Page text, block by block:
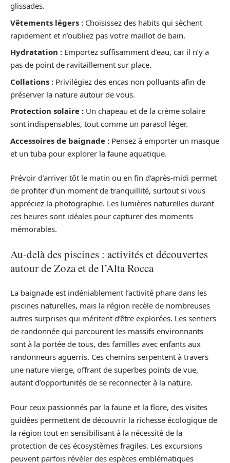
glissades.
Vêtements légers : Choisissez des habits qui sèchent
rapidement et n’oubliez pas votre maillot de bain.
Hydratation : Emportez suffisamment d’eau, car il n’y a
pas de point de ravitaillement sur place.
Collations : Privilégiez des encas non polluants afin de
préserver la nature autour de vous.
Protection solaire : Un chapeau et de la crème solaire
sont indispensables, tout comme un parasol léger.
Accessoires de baignade : Pensez à emporter un masque
et un tuba pour explorer la faune aquatique.
Prévoir d’arriver tôt le matin ou en fin d’après-midi permet
de profiter d’un moment de tranquillité, surtout si vous
appréciez la photographie. Les lumières naturelles durant
ces heures sont idéales pour capturer des moments
mémorables.
Au-delà des piscines : activités et découvertes
autour de Zoza et de l’Alta Rocca
La baignade est indéniablement l’activité phare dans les
piscines naturelles, mais la région recèle de nombreuses
autres surprises qui méritent d’être explorées. Les sentiers
de randonnée qui parcourent les massifs environnants
sont à la portée de tous, des familles avec enfants aux
randonneurs aguerris. Ces chemins serpentent à travers
une nature vierge, offrant de superbes points de vue,
autant d’opportunités de se reconnecter à la nature.
Pour ceux passionnés par la faune et la flore, des visites
guidées permettent de découvrir la richesse écologique de
la région tout en sensibilisant à la nécessité de la
protection de ces écosystèmes fragiles. Les excursions
peuvent parfois révéler des espèces emblématiques